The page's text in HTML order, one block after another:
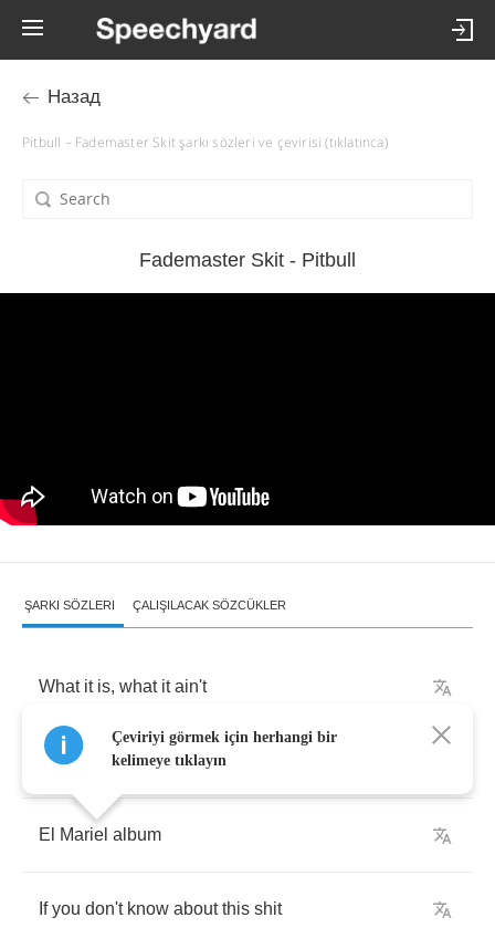
Назад
Pitbull – Fademaster Skit şarkı sözleri ve çevirisi (tıklatınca)
Fademaster Skit - Pitbull
ŞARKI SÖZLERI ÇALIŞILACAK SÖZCÜKLER
What it is, what it ain't
Y'all already know what
El Mariel album
If you don't know about this shit
Çeviriyi görmek için herhangi bir
kelimeye tıklayın